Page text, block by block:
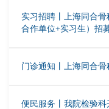
实习招聘丨上海同合骨
合作单位+实习生）招
门诊通知丨上海同合骨
便民服务丨我院检验科